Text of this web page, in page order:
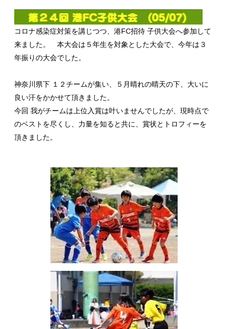
コロナ感染症対策を講じつつ、港FC招待 子供大会へ参加して
来ました。 本大会は５年生を対象とした大会で、今年は３
年振りの大会でした。
神奈川県下 １２チームが集い、５月晴れの晴天の下、大いに
良い汗をかかせて頂きました。
今回 我がチームは上位入賞は叶いませんでしたが、現時点で
のベストを尽くし、力量を知ると共に、賞状とトロフィーを
頂きました。